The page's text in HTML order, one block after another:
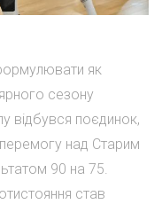
як
сезону
відбувся поєдинок,
над Старим
90 на 75.
став